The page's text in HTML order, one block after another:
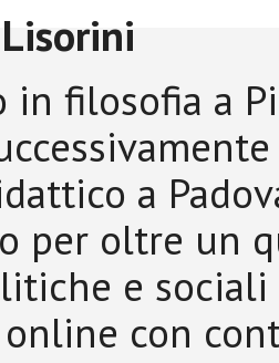
in filosofia a
a
per oltre un
e sociali
con